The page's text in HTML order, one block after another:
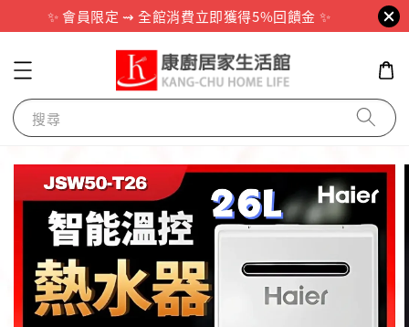
✨ 會員限定 ⇝ 全館消費立即獲得5%回饋金 ✨
搜尋